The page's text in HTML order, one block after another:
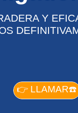
Y
👉 LLAMAR☎️